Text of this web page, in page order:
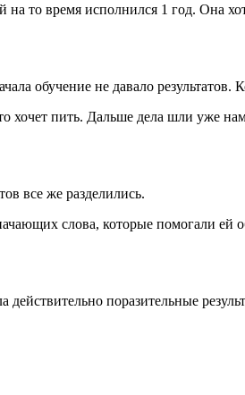
то время исполнился 1 год. Она
обучение не давало
хочет пить. Дальше дела шли уже
все же разделились.
слова, которые помогали ей
поразительные